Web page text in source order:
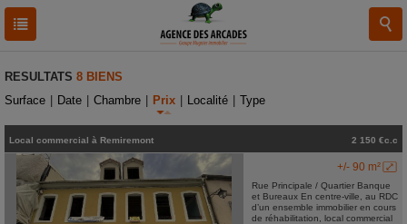
RESULTATS 8 BIENS
Surface
Date Chambre Prix Localité Type
Local commercial à Remiremont 2 150 €c.c
+/- 90 m²
Rue Principale / Quartier Banque
et Bureaux En centre-ville, au RDC
d’un ensemble immobilier en cours
de réhabilitation, local commercial